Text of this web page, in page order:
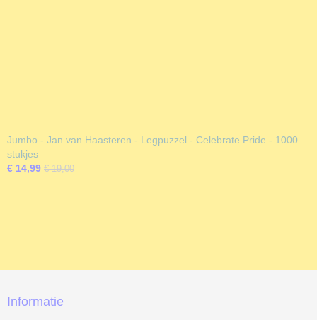
Jumbo - Jan van Haasteren - Legpuzzel - Celebrate Pride - 1000
stukjes
€ 14,99 € 19,00
Informatie